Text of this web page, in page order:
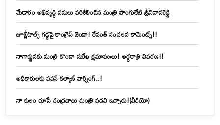
మేడారం అభివృద్ధి పనులు పరిశీలించిన మంత్రి పొంగులేటి శ్రీనివాసరెడ్డి
జూబ్లీహిల్స్‌ గడ్డపై కాంగ్రెస్ జెండా! రేవంత్ సంచలన కామెంట్స్!!
నాగార్జునకు మంత్రి కొండా సురేఖ క్షమాపణలు! అర్ధరాత్రి వివరణ!!
అధికారులకు పవన్ కల్యాణ్ వార్నింగ్..!
నా కులం చూసే చంద్రబాబు మంత్రి పదవి ఇచ్చారు!(వీడియో)